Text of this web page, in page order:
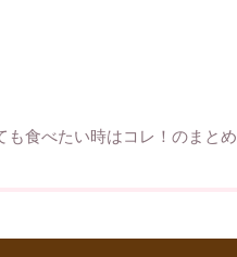
食べたい時はコレ！のまとめ